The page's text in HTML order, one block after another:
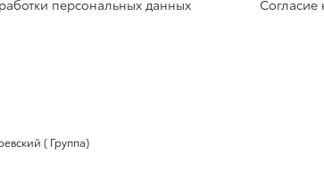
персональных данных Согласие
( Группа)